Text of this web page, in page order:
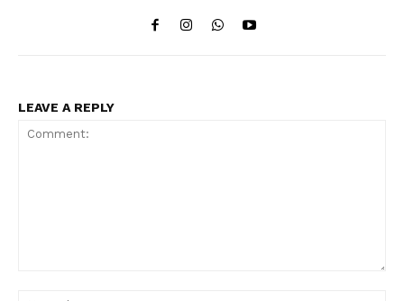
LEAVE A REPLY